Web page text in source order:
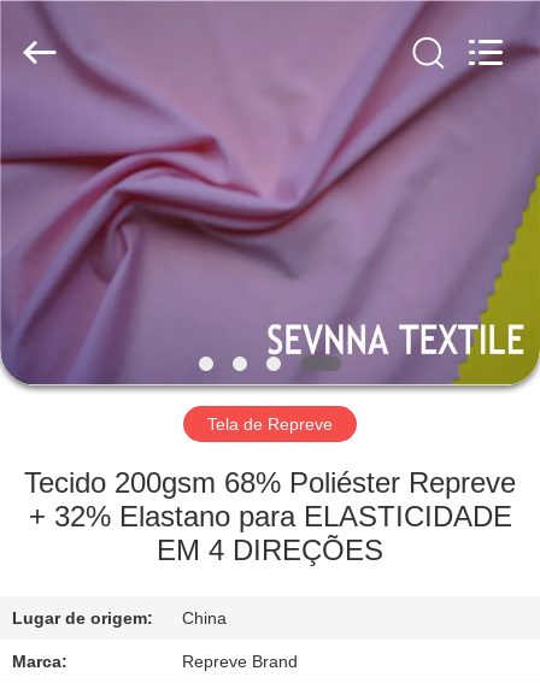
PRODUTOS
SHOW
DE
RV
NÓS
EXCURSÃO
FÁBRICA
SEVNNA
TEXTILE.
Tela de Repreve
Tecido 200gsm 68% Poliéster Repreve
+ 32% Elastano para ELASTICIDADE
EM 4 DIREÇÕES
Lugar de origem: China
Marca: Repreve Brand